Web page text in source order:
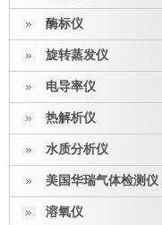
酶标仪
旋转蒸发仪
电导率仪
热解析仪
水质分析仪
美国华瑞气体检测仪
溶氧仪